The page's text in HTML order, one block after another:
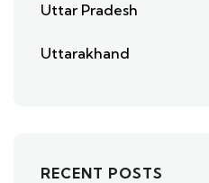
Uttar Pradesh
Uttarakhand
RECENT POSTS